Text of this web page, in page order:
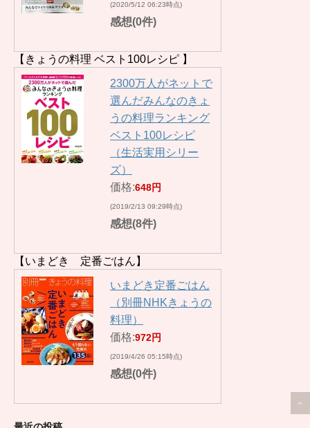
(2020/5/12 06:23時点)
感想(0件)
【きょうの料理 ベスト100レシピ 】
2300万人がネットで
選んだみんなのきょ
うの料理ランキング
ベスト100レシピ
（生活実用シリー
ズ）
価格:648円
(2019/2/13 09:29時点)
感想(8件)
【いまどき 定番ごはん】
いまどき定番ごはん
（別冊NHKきょうの
料理）
価格:972円
(2019/4/26 05:15時点)
感想(0件)